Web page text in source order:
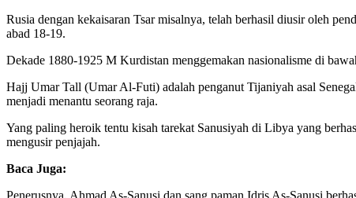
Rusia dengan kekaisaran Tsar misalnya, telah berhasil diusir oleh
abad 18-19.
Dekade 1880-1925 M Kurdistan menggemakan nasionalisme di
Hajj Umar Tall (Umar Al-Futi) adalah penganut Tijaniyah asal
menjadi menantu seorang raja.
Yang paling heroik tentu kisah tarekat Sanusiyah di Libya yang
mengusir penjajah.
Baca Juga: